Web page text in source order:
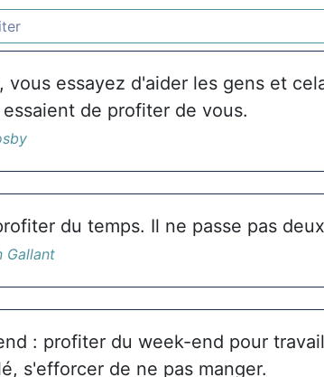
vous essayez d'aider les gens et
de profiter de vous.
du temps. Il ne passe pas
Gallant
: profiter du week-end pour
s'efforcer de ne pas manger.